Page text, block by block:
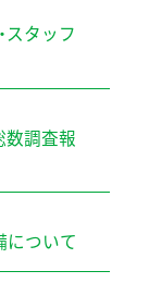
スタッフ
数調査報
について